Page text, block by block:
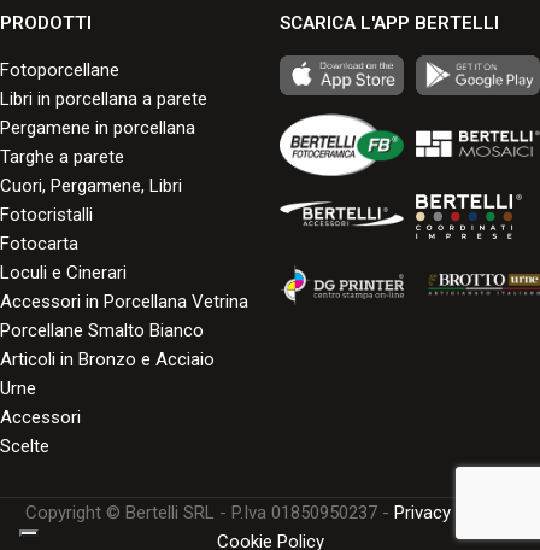
PRODOTTI
Fotoporcellane
Libri in porcellana a parete
Pergamene in porcellana
Targhe a parete
Cuori, Pergamene, Libri
Fotocristalli
Fotocarta
Loculi e Cinerari
Accessori in Porcellana Vetrina
Porcellane Smalto Bianco
Articoli in Bronzo e Acciaio
Urne
Accessori
Scelte
SCARICA L'APP BERTELLI
Copyright © Bertelli SRL - P.Iva 01850950237 - Privacy Policy
Cookie Policy